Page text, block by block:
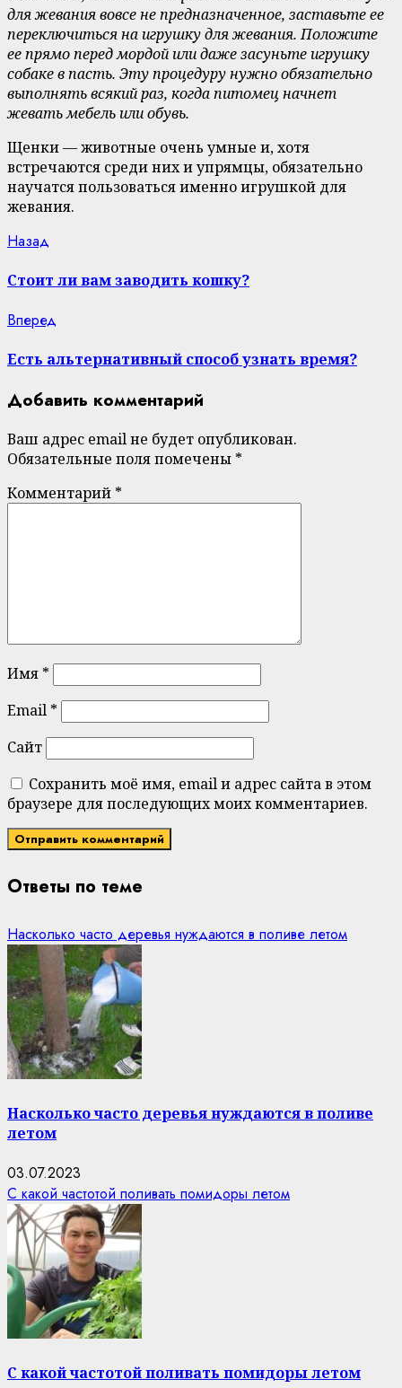
для жевания вовсе не предназначенное, заставьте ее
переключиться на игрушку для жевания. Положите
ее прямо перед мордой или даже засуньте игрушку
собаке в пасть. Эту процедуру нужно обязательно
выполнять всякий раз, когда питомец начнет
жевать мебель или обувь.
Щенки — животные очень умные и, хотя
встречаются среди них и упрямцы, обязательно
научатся пользоваться именно игрушкой для
жевания.
Continue
Reading
Назад
Стоит ли вам заводить кошку?
Вперед
Есть альтернативный способ узнать время?
Добавить комментарий
Ваш адрес email не будет опубликован.
Обязательные поля помечены *
Комментарий *
Имя *
Email *
Сайт
Сохранить моё имя, email и адрес сайта в этом
браузере для последующих моих комментариев.
Ответы по теме
Насколько часто деревья нуждаются в поливе летом
Насколько часто деревья нуждаются в поливе
летом
03.07.2023
С какой частотой поливать помидоры летом
С какой частотой поливать помидоры летом